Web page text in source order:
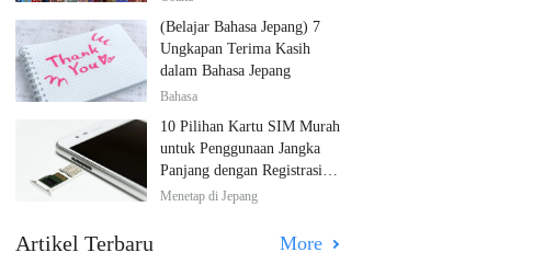
(Belajar Bahasa Jepang) 7
Ungkapan Terima Kasih
dalam Bahasa Jepang
Bahasa
10 Pilihan Kartu SIM Murah
untuk Penggunaan Jangka
Panjang dengan Registrasi
Multibahasa!
Menetap di Jepang
Artikel Terbaru More